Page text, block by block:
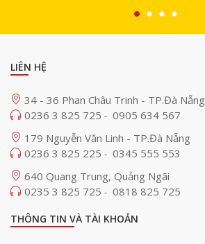
LIÊN HỆ
34 - 36 Phan Châu Trinh - TP.Đà Nẵng
0236 3 825 725 - 0905 634 567
179 Nguyễn Văn Linh - TP.Đà Nẵng
0236 3 825 225 - 0345 555 553
640 Quang Trung, Quảng Ngãi
0235 3 825 725 - 0818 825 725
THÔNG TIN VÀ TÀI KHOẢN